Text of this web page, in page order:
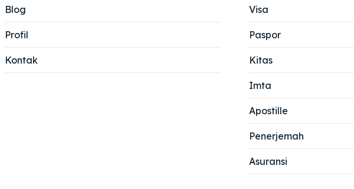
Cari
Cari
Blog
Profil
Kontak
Visa
Paspor
Kitas
Imta
Apostille
Penerjemah
Asuransi